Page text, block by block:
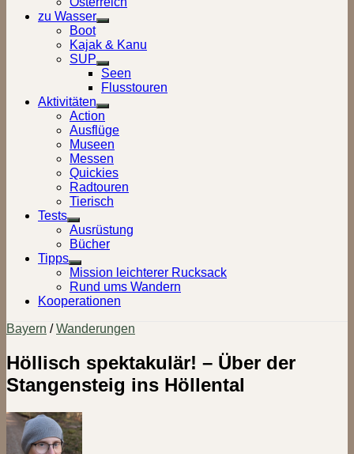
zu Wasser
Show
sub
menu
Boot
Kajak & Kanu
SUP
Show
sub
menu
Seen
Flusstouren
Aktivitäten
Show
sub
menu
Action
Ausflüge
Museen
Messen
Quickies
Radtouren
Tierisch
Tests
Show
sub
menu
Ausrüstung
Bücher
Tipps
Show
sub
menu
Mission leichterer Rucksack
Rund ums Wandern
Kooperationen
Bayern /Wanderungen
Höllisch spektakulär! – Über der
Stangensteig ins Höllental